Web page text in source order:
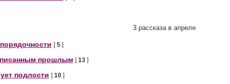
3 рассказа в апреле
[5]
прошлым [13]
подлости [10]